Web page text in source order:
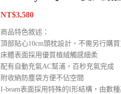
NT$3,580
商品特色敘述：
頂部貼心10cm頭枕設計，不需另行購
床體表面採用優質植絨觸感細柔
配有自動充氣AC幫浦，百秒充氣完成
附收納防塵袋方便不佔空間
I-beam表面採用特殊的I形結構，由數